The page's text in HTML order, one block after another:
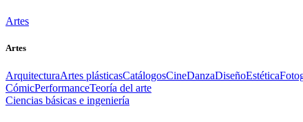
Artes
Artes
ArquitecturaArtes plásticasCatálogosCineDanzaDiseñoEstética
CómicPerformanceTeoría del arte
Ciencias básicas e ingeniería